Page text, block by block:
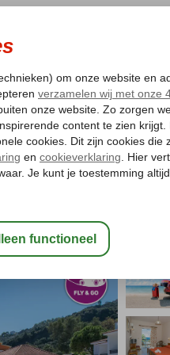
2026 ZONVAKANTIE
Gratis annuleren*